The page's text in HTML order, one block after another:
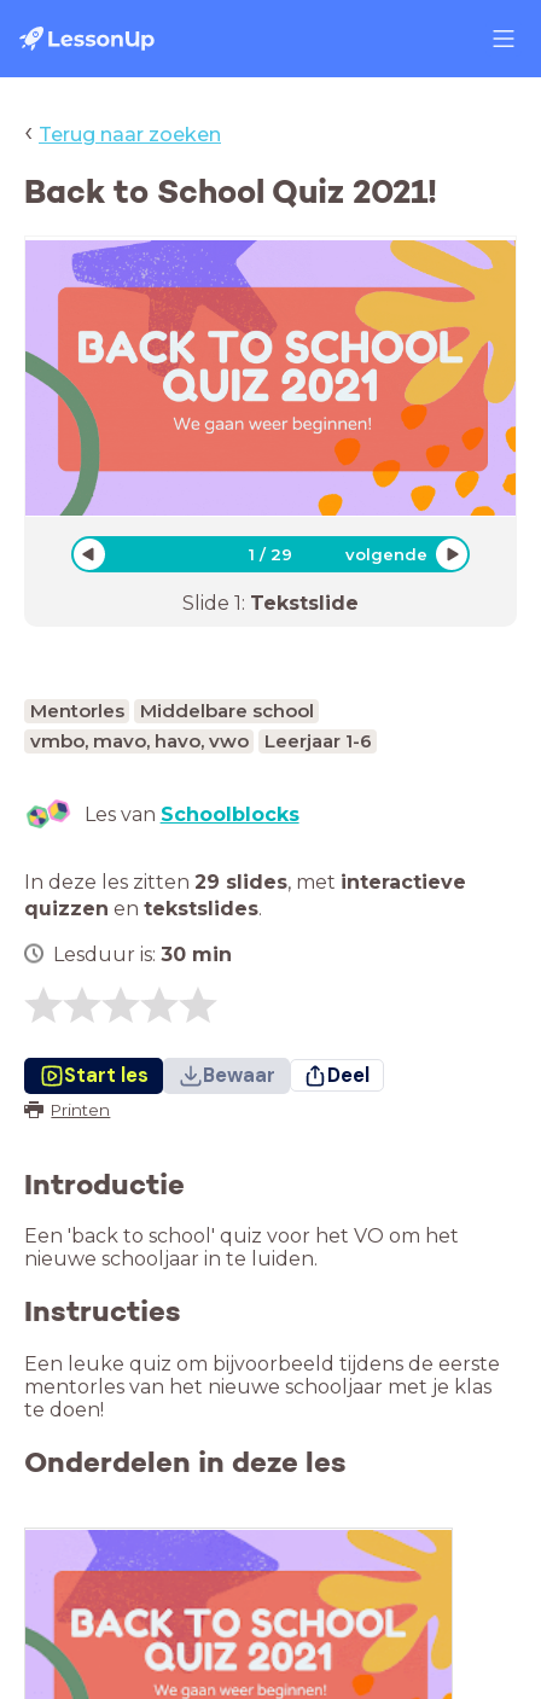
‹ Terug naar zoeken
Back to School Quiz 2021!
1 /29 volgende
Slide 1: Tekstslide
Mentorles
Middelbare school
vmbo, mavo, havo, vwo
Leerjaar 1-6
Les van Schoolblocks
In deze les zitten 29 slides, met interactieve
quizzen en tekstslides.
Lesduur is: 30 min
Start les Bewaar Deel
Printen
Introductie
Een 'back to school' quiz voor het VO om het
nieuwe schooljaar in te luiden.
Instructies
Een leuke quiz om bijvoorbeeld tijdens de eerste
mentorles van het nieuwe schooljaar met je klas
te doen!
Onderdelen in deze les